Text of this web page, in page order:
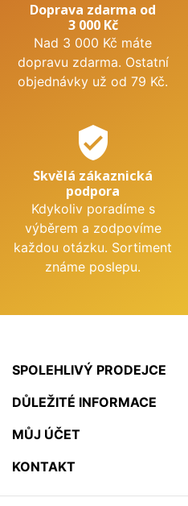
Doprava zdarma od
3 000 Kč
Nad 3 000 Kč máte
dopravu zdarma. Ostatní
objednávky už od 79 Kč.
verified_user
Skvělá zákaznická
podpora
Kdykoliv poradíme s
výběrem a zodpovíme
každou otázku. Sortiment
známe poslepu.
SPOLEHLIVÝ PRODEJCE
DŮLEŽITÉ INFORMACE
MŮJ ÚČET
KONTAKT